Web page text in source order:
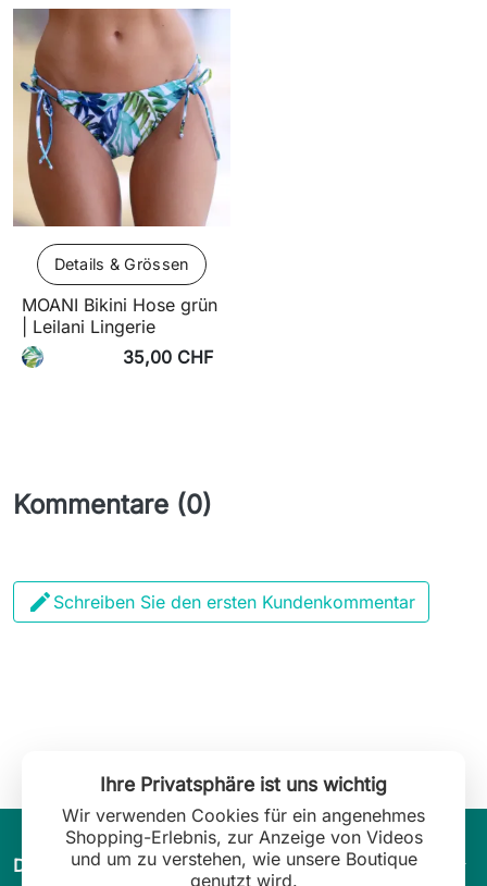
Details & Grössen
MOANI Bikini Hose grün
| Leilani Lingerie
35,00 CHF
Kommentare (0)
 Schreiben Sie den ersten Kundenkommentar
Die Welt von Leilani Lingerie arrow_drop_down
Ihre Privatsphäre ist uns wichtig
Wir verwenden Cookies für ein angenehmes
Shopping-Erlebnis, zur Anzeige von Videos
und um zu verstehen, wie unsere Boutique
genutzt wird.